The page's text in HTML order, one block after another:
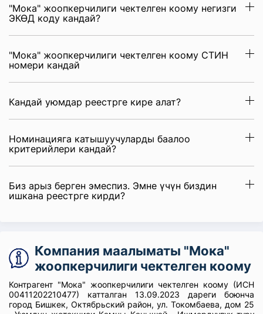
"Мока" жоопкерчилиги чектелген коому негизги
ЭКӨД коду кандай?
"Мока" жоопкерчилиги чектелген коому СТИН
номери кандай
Кандай уюмдар реестрге кире алат?
Номинацияга катышуучуларды баалоо
критерийлери кандай?
Биз арыз берген эмеспиз. Эмне үчүн биздин
ишкана реестрге кирди?
Компания маалыматы "Мока"
жоопкерчилиги чектелген коому
Контрагент "Мока" жоопкерчилиги чектелген коому (ИСН
00411202210477) катталган 13.09.2023 дареги боюнча
город Бишкек, Октябрьский район, ул. Токомбаева, дом 25